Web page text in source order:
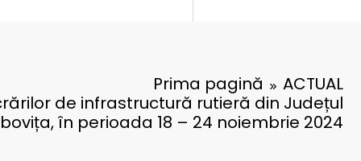
Prima pagină
ACTUAL
de infrastructură rutieră din Județul
în perioada 18 – 24 noiembrie 2024